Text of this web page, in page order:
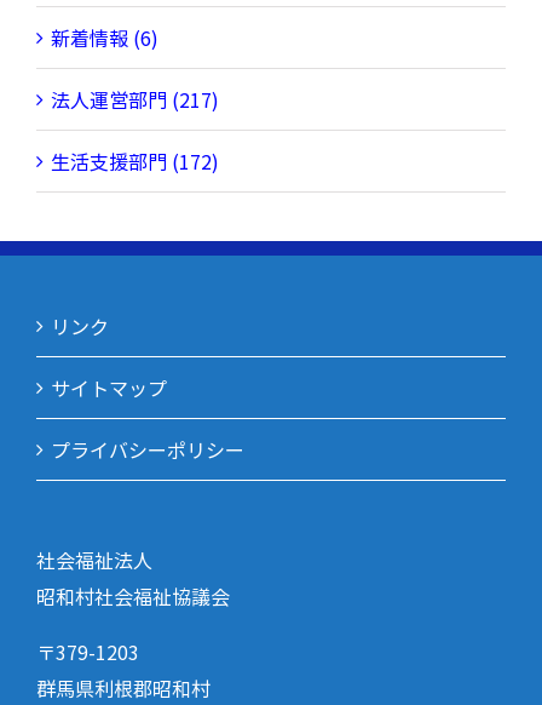
新着情報 (6)
法人運営部門 (217)
生活支援部門 (172)
リンク
サイトマップ
プライバシーポリシー
社会福祉法人
昭和村社会福祉協議会
〒379-1203
群馬県利根郡昭和村